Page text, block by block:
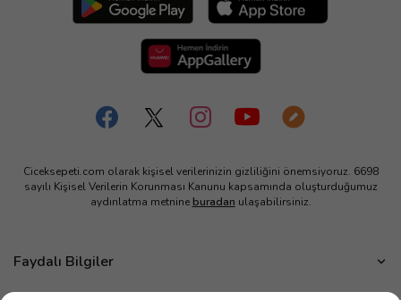
Ciceksepeti.com olarak kişisel verilerinizin gizliliğini önemsiyoruz. 6698
sayılı Kişisel Verilerin Korunması Kanunu kapsamında oluşturduğumuz
aydınlatma metnine buradan ulaşabilirsiniz.
Faydalı Bilgiler
Çiçek Bakımı